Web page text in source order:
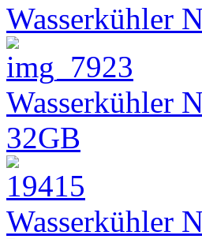
Wasserkühler
Wasserkühler
32GB
Wasserkühler